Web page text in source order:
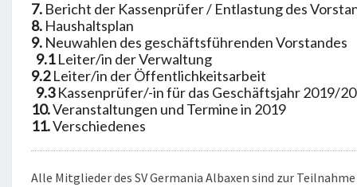
M
U
G
S
S
7. Bericht der Kassenprüfer / Entlastung des
8. Haushaltsplan
9. Neuwahlen des geschäftsführenden Vorstandes
9.1Leiter/in der Verwaltung
9.2Leiter/in der Öffentlichkeitsarbeit
9.3Kassenprüfer/-in für das Geschäftsjahr 2019/
10.Veranstaltungen und Termine in 2019
11.Verschiedenes
Alle Mitglieder des SV Germania Albaxen sind zur